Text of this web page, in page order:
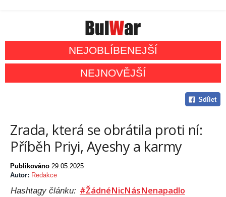
NEJOBLÍBENEJŠÍ
NEJNOVĚJŠÍ
Sdílet
Zrada, která se obrátila proti ní:
Příběh Priyi, Ayeshy a karmy
Publikováno 29.05.2025
Autor: Redakce
Hashtagy článku: #ŽádnéNicNásNenapadlo